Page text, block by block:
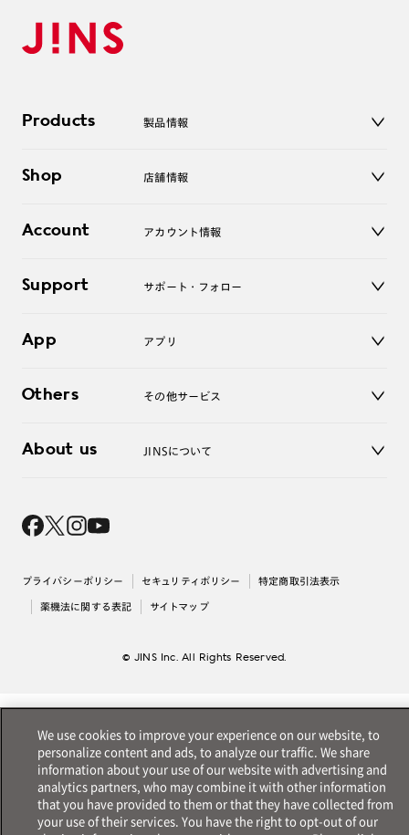
Products 製品情報
サングラス
コンタクトレンズ
アクセサリー
Shop 店舗情報
オンラインショップ
Account アカウント情報
ログアウト
Support サポート・フォロー
よくあるご質問
お問い合わせ
App アプリ
Others その他サービス
レンズ交換
About us JINSについて
採用情報
出店について
プライバシーポリシー セキュリティポリシー 特定商取引法表示
薬機法に関する表記 サイトマップ
© JINS Inc. All Rights Reserved.
We use cookies to improve your experience on our website, to
personalize content and ads, to analyze our traffic. We share
information about your use of our website with advertising and
analytics partners, who may combine it with other information
that you have provided to them or that they have collected from
your use of their services. You have the right to opt-out of our